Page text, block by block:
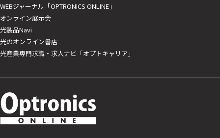
WEBジャーナル「OPTRONICS ONLINE」
オンライン展示会
光製品Navi
光のオンライン書店
光産業専門求職・求人ナビ「オプトキャリア」